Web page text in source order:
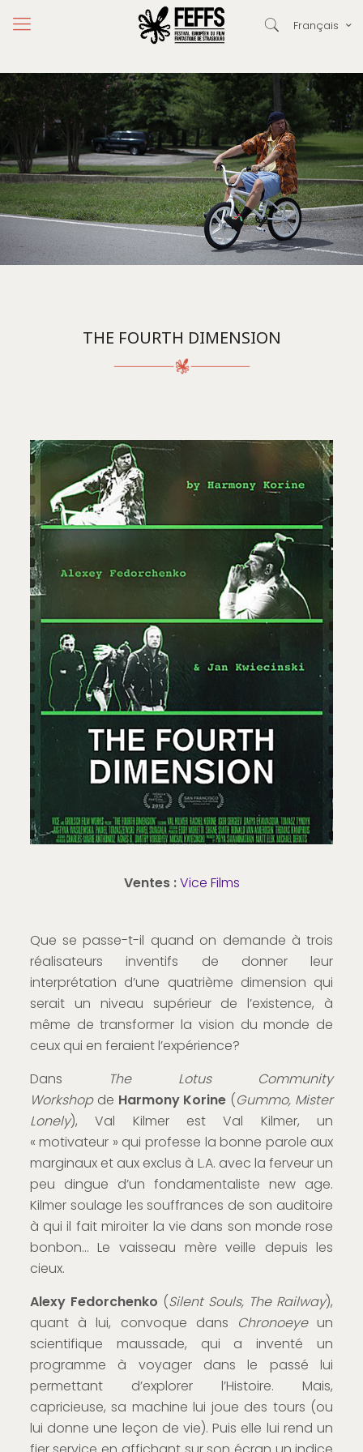
Français
THE FOURTH DIMENSION
Ventes :Vice Films
Que se passe-t-il quand on demande à trois
réalisateurs inventifs de donner leur
interprétation d’une quatrième dimension qui
serait un niveau supérieur de l’existence, à
même de transformer la vision du monde de
ceux qui en feraient l’expérience?
Dans
The Lotus Community
Workshopde Harmony Korine (Gummo, Mister
Lonely), Val Kilmer est Val Kilmer, un
« motivateur » qui professe la bonne parole aux
marginaux et aux exclus à L.A. avec la ferveur un
peu dingue d’un fondamentaliste new age.
Kilmer soulage les souffrances de son auditoire
à qui il fait miroiter la vie dans son monde rose
bonbon… Le vaisseau mère veille depuis les
cieux.
Alexy Fedorchenko (Silent Souls, The Railway),
quant à lui, convoque dans Chronoeyeun
scientifique maussade, qui a inventé un
programme à voyager dans le passé lui
permettant d’explorer l’Histoire. Mais,
capricieuse, sa machine lui joue des tours (ou
lui donne une leçon de vie). Puis elle lui rend un